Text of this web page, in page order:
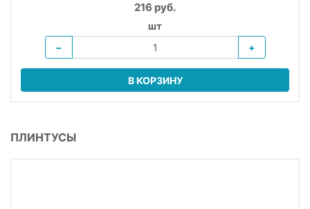
216 руб.
шт
−
+
В КОРЗИНУ
ПЛИНТУСЫ